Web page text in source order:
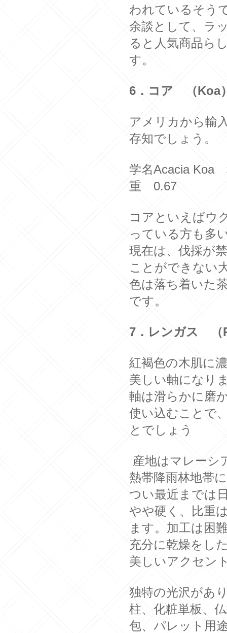
われているそう
余談として、ラ
ると人気商品ら
す。
6．コア （Koa
アメリカから輸
存知でしょう。
学名Acacia
重 0.67
コアといえばウ
っている方も多
現在は、伐採が
ことができない
色は落ち着いた
です。
7．レンガス
紅褐色の木肌に
美しい軸になり
軸は滑らかに磨
使い込むことで
とでしょう
産地はマレーシ
熱帯降雨林地帯
つい最近までは
やや硬く、比重
ます。加工は困
充分に乾燥をし
美しいアクセン
独特の光沢があ
柱、化粧単板、
包、パレット用